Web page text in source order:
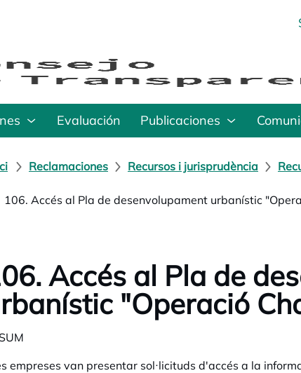
Evaluación Publicaciones
Reclamaciones Recursos i jurisprudència
106. Accés al Pla de desenvolupament urbanístic
Accés al Pla de
"Operació
empreses van presentar sol·licituds d'accés a la